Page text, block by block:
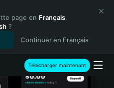
page en Français.
?
Continuer en Français
Télécharger maintenant